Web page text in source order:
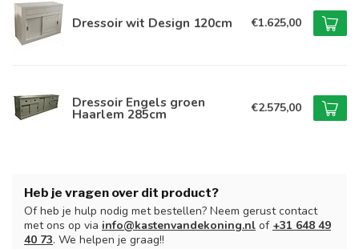
Dressoir wit Design 120cm €1.625,00
Dressoir Engels groen
Haarlem 285cm €2.575,00
Heb je vragen over dit product?
Of heb je hulp nodig met bestellen? Neem gerust contact
met ons op via info@kastenvandekoning.nl of +31 648 49
40 73. We helpen je graag!!